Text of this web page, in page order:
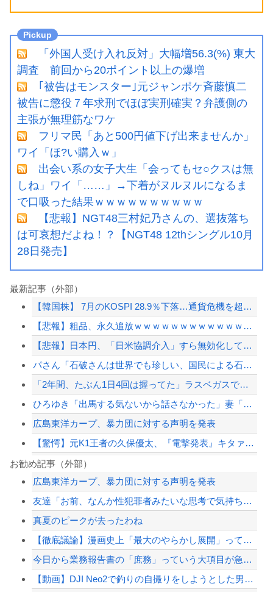
「外国人受け入れ反対」大幅増56.3(%) 東大
調査 前回から20ポイント以上の爆増
｢被告はモンスター｣元ジャンポケ斉藤慎二
被告に懲役７年求刑でほぼ実刑確実？弁護側の
主張が無理筋なワケ
フリマ民「あと500円値下げ出来ませんか」
ワイ「ほ?い購入ｗ」
出会い系の女子大生「会ってもセ○クスは無
しね」ワイ「……」→下着がヌルヌルになるま
で口吸った結果ｗｗｗｗｗｗｗｗｗｗ
【悲報】NGT48三村妃乃さんの、選抜落ち
は可哀想だよね！？【NGT48 12thシングル10月
28日発売】
最新記事（外部）
【韓国株】 7月のKOSPI 28.9％下落…通貨危機を超える過去最大の下げ幅
【悲報】粗品、永久追放ｗｗｗｗｗｗｗｗｗｗｗｗｗｗｗ（証拠あり）
【悲報】日本円、「日米協調介入」すら無効化してしまうｗｗｗｗｗ
パさん「石破さんは世界でも珍しい、国民による石破辞めるなデモが自然発生した総理大...
「2年間、たぶん1日4回は握ってた」ラスベガスで買った3,000円のキーホルダー...
ひろゆき「出馬する気ないから話さなかった」妻「それでも不誠実だろ」→離婚協議へｗ...
広島東洋カープ、暴力団に対する声明を発表
【驚愕】元K1王者の久保優太、『電撃発表』キタァアアアアアーーーーーー！！
PTA会長「PTA参加拒否した親へ最終警告。こうなってもいい？」
【朗報】『8番出口』金ローで地上波初放送ｗｗｗ
【配信者】「金バエ」のSNS更新が1週間途絶え、様々な憶測が飛び交う。1週間ぶり...
【緊急速報】NYで警官が黒人男性の首を絞め、暴動第二波不可避へ
お勧め記事（外部）
広島東洋カープ、暴力団に対する声明を発表
友達「お前、なんか性犯罪者みたいな思考で気持ち悪いな」言われたわ
真夏のピークが去ったわね
【徹底議論】漫画史上「最大のやらかし展開」って結局なんだと思う？
今日から業務報告書の「庶務」っていう大項目が急に廃止されたんだけど意味不明すぎる
【動画】DJI Neo2で釣りの自撮りをしようとした男の悲劇（ノ∇`）